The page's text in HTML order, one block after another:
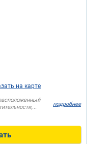
на карте
подробнее